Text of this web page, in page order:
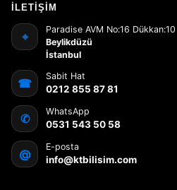
İLETIŞIM
⌖
Paradise AVM No:16 Dükkan:10
Beylikdüzü
İstanbul
☎
Sabit Hat
0212 855 87 81
✆
WhatsApp
0531 543 50 58
@
E-posta
info@ktbilisim.com